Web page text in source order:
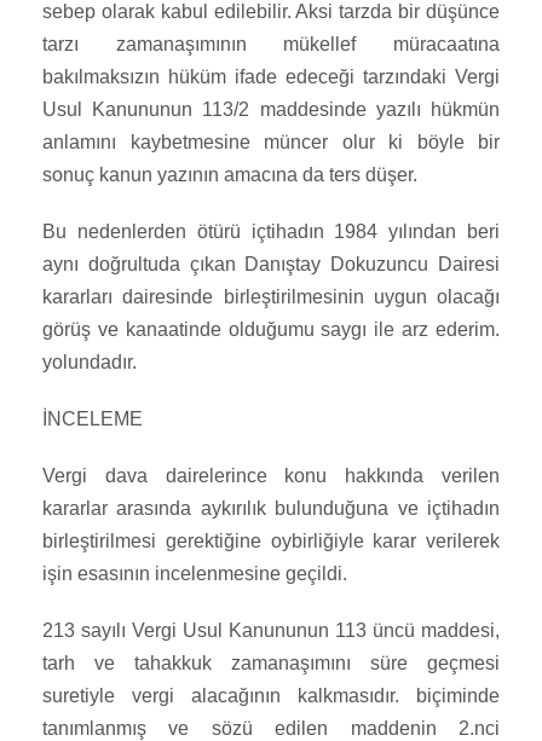
sebep olarak kabul edilebilir. Aksi tarzda bir düşünce
tarzı zamanaşımının mükellef müracaatına
bakılmaksızın hüküm ifade edeceği tarzındaki Vergi
Usul Kanununun 113/2 maddesinde yazılı hükmün
anlamını kaybetmesine müncer olur ki böyle bir
sonuç kanun yazının amacına da ters düşer.
Bu nedenlerden ötürü içtihadın 1984 yılından beri
aynı doğrultuda çıkan Danıştay Dokuzuncu Dairesi
kararları dairesinde birleştirilmesinin uygun olacağı
görüş ve kanaatinde olduğumu saygı ile arz ederim.
yolundadır.
İNCELEME
Vergi dava dairelerince konu hakkında verilen
kararlar arasında aykırılık bulunduğuna ve içtihadın
birleştirilmesi gerektiğine oybirliğiyle karar verilerek
işin esasının incelenmesine geçildi.
213 sayılı Vergi Usul Kanununun 113 üncü maddesi,
tarh ve tahakkuk zamanaşımını süre geçmesi
suretiyle vergi alacağının kalkmasıdır. biçiminde
tanımlanmış ve sözü edilen maddenin 2.nci